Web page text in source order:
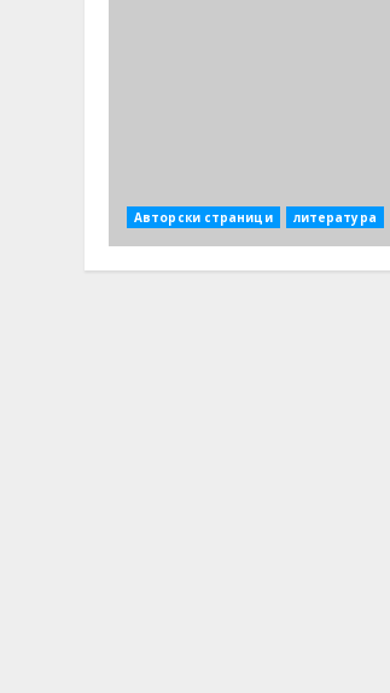
Авторски страници литература